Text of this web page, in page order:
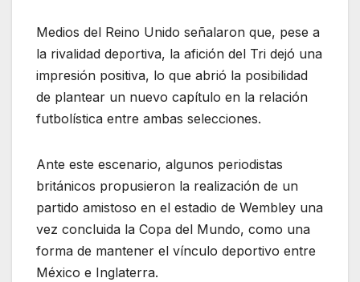
Medios del Reino Unido señalaron que, pese a
la rivalidad deportiva, la afición del Tri dejó una
impresión positiva, lo que abrió la posibilidad
de plantear un nuevo capítulo en la relación
futbolística entre ambas selecciones.
Ante este escenario, algunos periodistas
británicos propusieron la realización de un
partido amistoso en el estadio de Wembley una
vez concluida la Copa del Mundo, como una
forma de mantener el vínculo deportivo entre
México e Inglaterra.